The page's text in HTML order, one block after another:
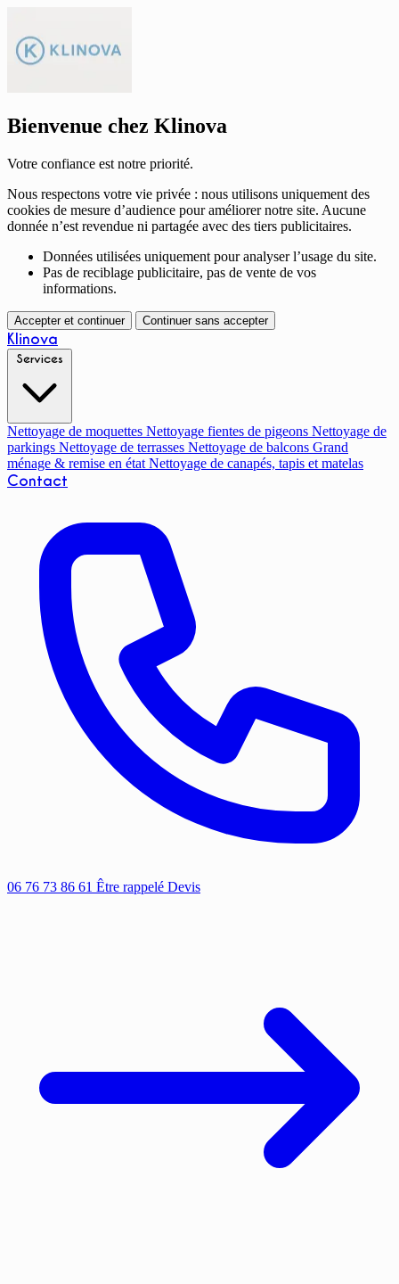
Bienvenue chez Klinova
Votre confiance est notre priorité.
Nous respectons votre vie privée : nous utilisons uniquement des
cookies de mesure d’audience pour améliorer notre site. Aucune
donnée n’est revendue ni partagée avec des tiers publicitaires.
Données utilisées uniquement pour analyser l’usage du site.
Pas de reciblage publicitaire, pas de vente de vos
informations.
Accepter et continuer Continuer sans accepter
Klinova
Nettoyage de moquettes Nettoyage fientes de pigeons Nettoyage de
parkings Nettoyage de terrasses Nettoyage de balcons Grand
ménage & remise en état Nettoyage de canapés, tapis et matelas
Contact
06 76 73 86 61 Être rappelé Devis